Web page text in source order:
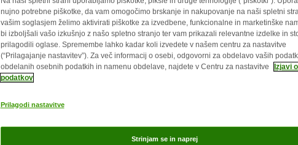
nujno potrebne piškotke, da vam omogočimo brskanje in nakupovanje na naši spletni
vašim soglasjem želimo aktivirati piškotke za izvedbene, funkcionalne in marketinške
bi izboljšali vašo izkušnjo z našo spletno stranjo ter vam prikazali relevantne izdelke in
prilagodili oglase. Spremembe lahko kadar koli izvedete v našem centru za nastavitve
(“Prilagajanje nastavitev”). Za več informacij o osebi, odgovorni za obdelavo vaših
obdelanih osebnih podatkih in namenu obdelave, najdete v Centru za nastavitve
Izjavi
podatkov
Prilagodi nastavitve
Strinjam se in naprej